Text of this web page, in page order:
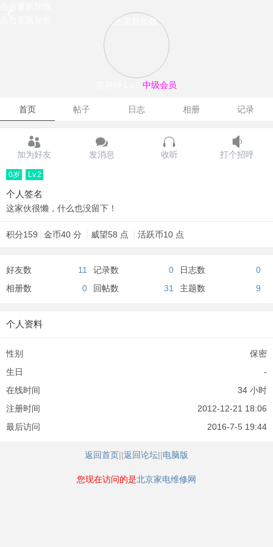
点击重新加载
中级会员
首页 帖子 日志 相册 记录
加为好友 发消息 收听 打个招呼
0岁 Lv.2
个人签名
这家伙很懒，什么也没留下！
积分159 金币40 分 威望58 点 活跃币10 点
好友数 11 记录数 0 日志数
0
相册数
0 回帖数 31 主题数 9
个人资料
性别
保密
生日
-
在线时间
34 小时
注册时间
2012-12-21 18:06
最后访问
2016-7-5 19:44
返回首页||返回论坛||电脑版
您现在访问的是北京家电维修网